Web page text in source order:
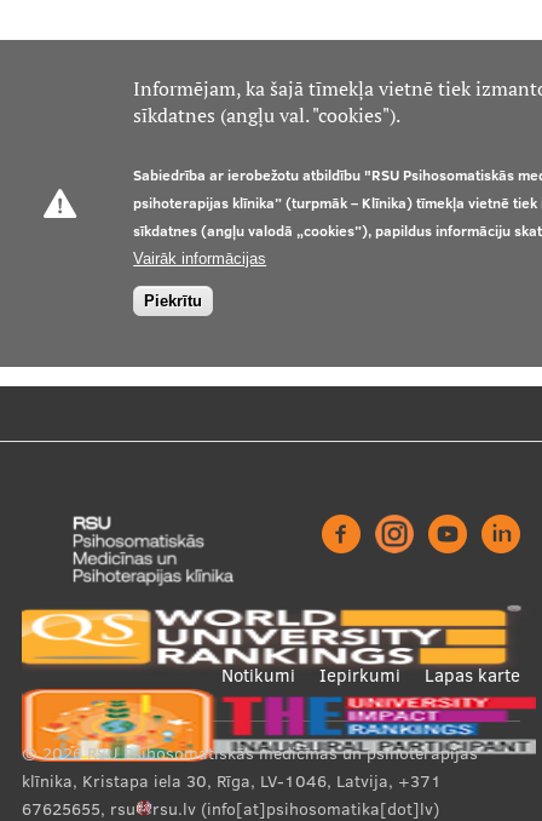
Footer
menu
Notikumi Iepirkumi Lapas karte
© 2026RSU Psihosomatiskās medicīnas un psihoterapijas
klīnika, Kristapa iela 30, Rīga, LV-1046, Latvija, +371
67625655, rsu rsu.lv(info[at]psihosomatika[dot]lv)
Informējam, ka šajā tīmekļa vietnē tiek
sīkdatnes (angļu val. "cookies").
Sabiedrība ar ierobežotu atbildību "RSU Psihosomatiskās
psihoterapijas klīnika” (turpmāk – Klīnika) tīmekļa vietnē tiek
sīkdatnes (angļu valodā „cookies”), papildus informāciju
Vairāk informācijas
Piekrītu